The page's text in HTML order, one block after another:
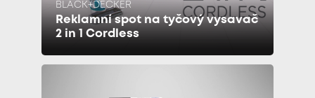
BLACK+DECKER
Reklamní spot na tyčový vysavač
2 in 1 Cordless